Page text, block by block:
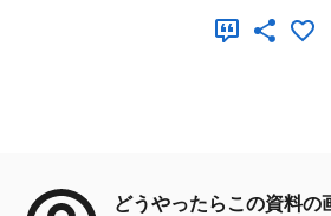
どうやったらこの資料の